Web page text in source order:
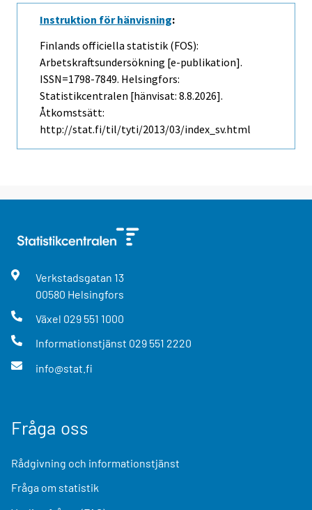
Instruktion för hänvisning:
Finlands officiella statistik (FOS):
Arbetskraftsundersökning [e-publikation].
ISSN=1798-7849. Helsingfors:
Statistikcentralen [hänvisat: 8.8.2026].
Åtkomstsätt:
http://stat.fi/til/tyti/2013/03/index_sv.html
Verkstadsgatan 13
00580 Helsingfors
Växel 029 551 1000
Informationstjänst 029 551 2220
info@stat.fi
Fråga oss
Rådgivning och informationstjänst
Fråga om statistik